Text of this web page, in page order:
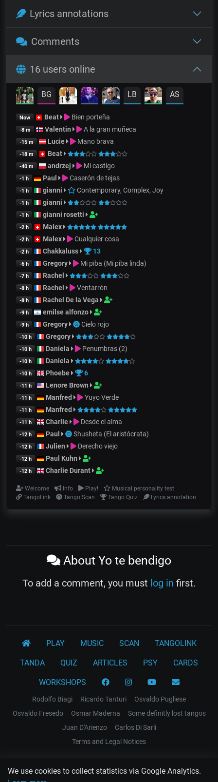
We use cookies to collect statistics via Google Analytics.
Lyrics annotations
Comments
16 users online
BG LB AS
Now Beat Bien porteña
-8 m Valentin A la gran muñeca
-15 m Lucie Mano brava
-18 m Beat
-40 m andrzej Mi castigo
-1 h Paul Caserón de tejas
-1 h gianni Contemporary, Complex, Joy
-1 h gianni
-1 h gianni rosetti
-2 h Malex
-2 h Malex Cualquier cosa
-2 h Chakkaluss 13
-6 h Gregory Mi piba (Mi piba linda)
-7 h Rachel
-8 h Rachel Ventarrón
-8 h Rachel De la Vega
-9 h emilse alfonzo
-9 h Gregory Cielo rojo
-10 h Gregory
-10 h Daniela Penumbras (2)
-10 h Daniela
-10 h Phoebe 6
-11 h Lenore Brown
-11 h Manfred Yuyo Verde
-11 h Manfred
-11 h Charlie Desde el alma
-12 h Paul Shusheta (El aristócrata)
-12 h Julien Derecho viejo
-12 h Paul Kuhn
-12 h Charlie Durant
Welcome Info Play!
Musical personality test
TangoLink
Tango Scan Tango Quiz Lyrics annotation
About Yo te bendigo
To add a comment, you must log in first.
PLAY MUSIC SCAN TANGOLINK
TANDA QUIZ ARTICLES PSY CARDS
WORKSHOPS
Rodolfo Biagi Ricardo Tanturi
Osvaldo Pugliese
Osvaldo Fresedo
Osmar Maderna
Some definitly lost tangos
Juan D'Arienzo
Carlos Di Sarli
Terms and Legal Notices
EL RECODO TANGO